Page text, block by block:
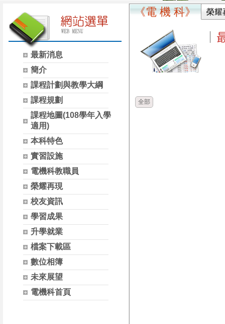
最新消息
簡介
課程計劃與教學大綱
課程規劃
課程地圖(108學年入學
適用)
本科特色
實習設施
電機科教職員
榮耀再現
校友資訊
學習成果
升學就業
檔案下載區
數位相簿
未來展望
電機科首頁
《電 機 科》 榮耀
全部